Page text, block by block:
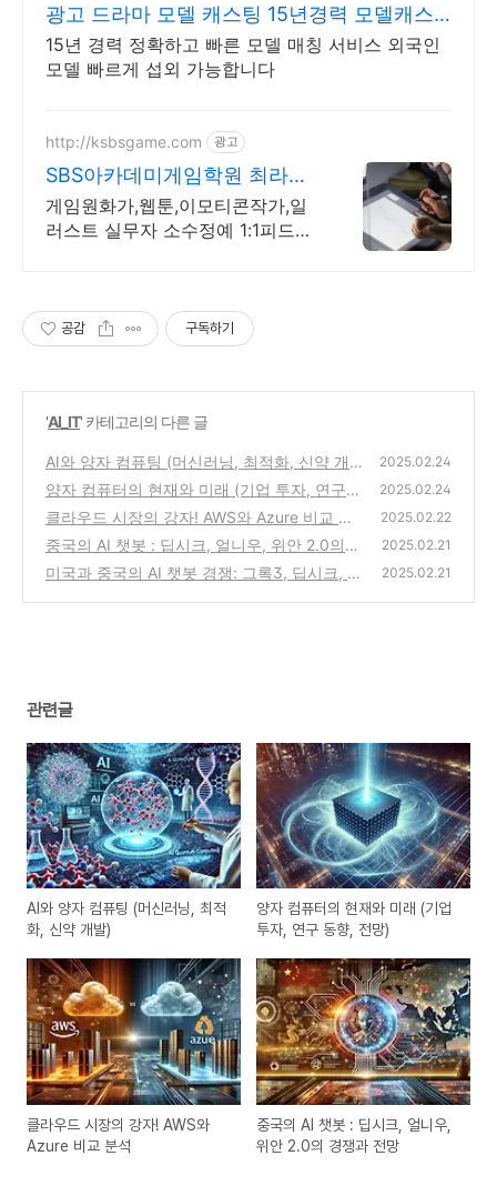
광고 드라마 모델 캐스팅 15년경력 모델캐스
팅
15년 경력 정확하고 빠른 모델 매칭 서비스 외국인
모델 빠르게 섭외 가능합니다
http://ksbsgame.com 광고
SBS아카데미게임학원 최라일
실무자1:1개인맞춤별 진도
게임원화가,웹툰,이모티콘작가,일
러스트 실무자 소수정예 1:1피드백
다공감 구독하기
'AI_IT' 카테고리의 다른 글
AI와 양자 컴퓨팅 (머신러닝, 최적화, 신약 개
발)
(0)
2025.02.24
양자 컴퓨터의 현재와 미래 (기업 투자, 연구
동향, 전망)
(0)
2025.02.24
클라우드 시장의 강자! AWS와 Azure 비교 분
석
(0)
2025.02.22
중국의 AI 챗봇 : 딥시크, 얼니우, 위안 2.0의
경쟁과 전망
(0)
2025.02.21
미국과 중국의 AI 챗봇 경쟁: 그록3, 딥시크, 챗
2025.02.21
관련글
AI와 양자 컴퓨팅 (머신러닝, 최적
화, 신약 개발)
양자 컴퓨터의 현재와 미래 (기업
투자, 연구 동향, 전망)
클라우드 시장의 강자! AWS와
Azure 비교 분석
중국의 AI 챗봇 : 딥시크, 얼니우,
위안 2.0의 경쟁과 전망